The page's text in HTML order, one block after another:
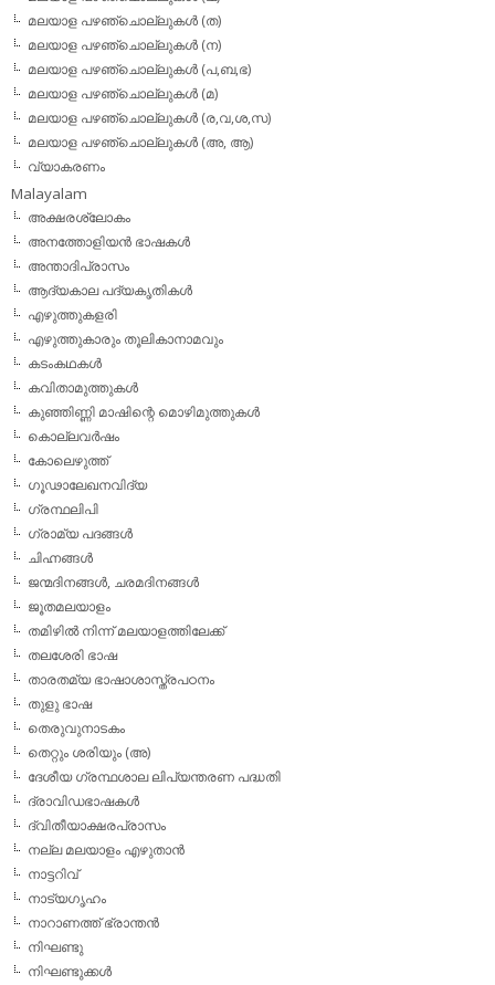
മലയാള പഴഞ്ചൊല്ലുകള്‍ (ത)
മലയാള പഴഞ്ചൊല്ലുകള്‍ (ന)
മലയാള പഴഞ്ചൊല്ലുകള്‍ (പ,ബ,ഭ)
മലയാള പഴഞ്ചൊല്ലുകള്‍ (മ)
മലയാള പഴഞ്ചൊല്ലുകള്‍ (ര,വ,ശ,സ)
മലയാള പഴഞ്ചൊല്ലുകൾ (അ, ആ)
വ്യാകരണം
Malayalam
അക്ഷരശ്ലോകം
അനത്തോളിയന്‍ ഭാഷകള്‍
അന്താദിപ്രാസം
ആദ്യകാല പദ്യകൃതികള്‍
എഴുത്തുകളരി
എഴുത്തുകാരും തൂലികാനാമവും
കടംകഥകള്‍
കവിതാമുത്തുകള്‍
കുഞ്ഞിണ്ണി മാഷിന്റെ മൊഴിമുത്തുകള്‍
കൊല്ലവര്‍ഷം
കോലെഴുത്ത്
ഗൂഢാലേഖനവിദ്യ
ഗ്രന്ഥലിപി
ഗ്രാമ്യ പദങ്ങള്‍
ചിഹ്നങ്ങള്‍
ജന്മദിനങ്ങള്‍, ചരമദിനങ്ങള്‍
ജൂതമലയാളം
തമിഴില്‍ നിന്ന് മലയാളത്തിലേക്ക്
തലശേരി ഭാഷ
താരതമ്യ ഭാഷാശാസ്ത്രപഠനം
തുളു ഭാഷ
തെരുവുനാടകം
തെറ്റും ശരിയും (അ)
ദേശീയ ഗ്രന്ഥശാല ലിപ്യന്തരണ പദ്ധതി
ദ്രാവിഡഭാഷകള്‍
ദ്വിതീയാക്ഷരപ്രാസം
നല്ല മലയാളം എഴുതാന്‍
നാട്ടറിവ്
നാട്യഗൃഹം
നാറാണത്ത് ഭ്രാന്തന്‍
നിഘണ്ടു
നിഘണ്ടുക്കള്‍